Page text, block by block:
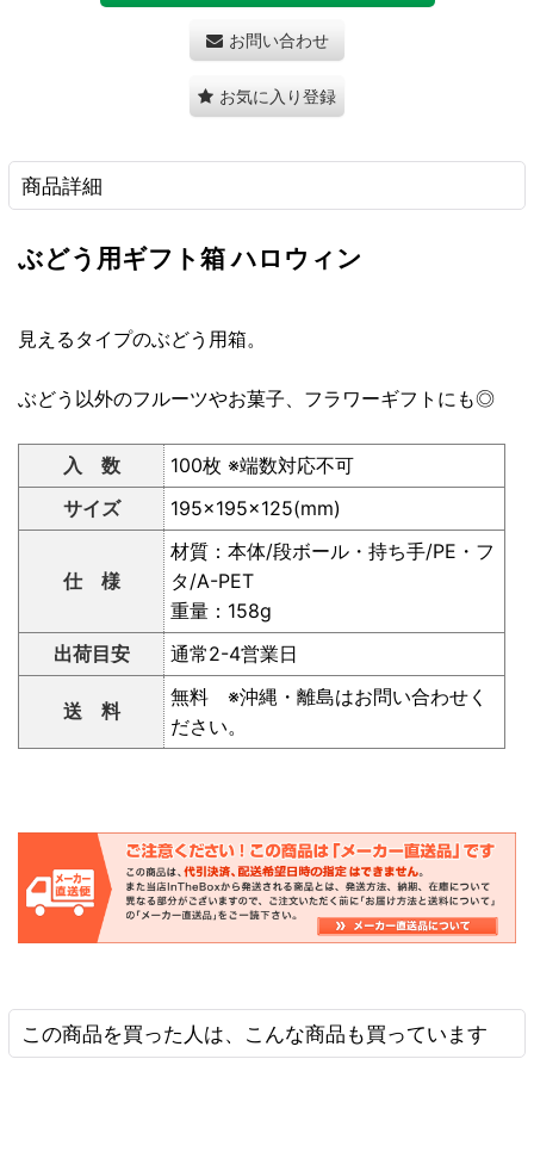
お問い合わせ
お気に入り登録
商品詳細
ぶどう用ギフト箱 ハロウィン
見えるタイプのぶどう用箱。
ぶどう以外のフルーツやお菓子、フラワーギフトにも◎
入 数
100枚 ※端数対応不可
サイズ
195×195×125(mm)
仕 様
材質：本体/段ボール・持ち手/PE・フ
タ/A-PET
重量：158g
出荷目安
通常2-4営業日
送 料
無料 ※沖縄・離島はお問い合わせく
ださい。
この商品を買った人は、こんな商品も買っています